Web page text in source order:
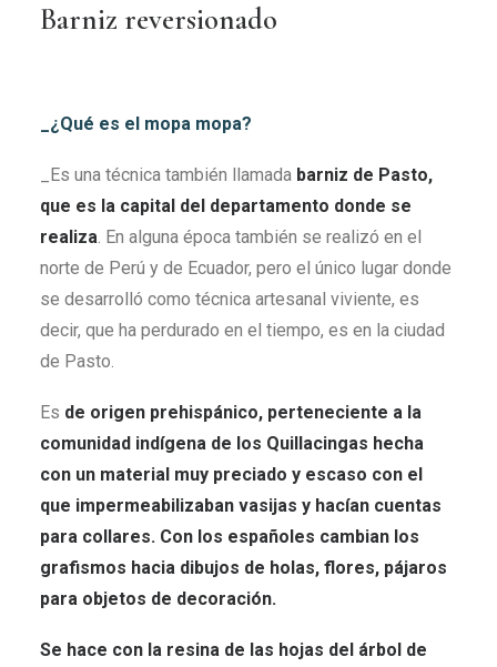
Barniz reversionado
_¿Qué es el mopa mopa?
_Es una técnica también llamada barniz de Pasto,
que es la capital del departamento donde se
realiza. En alguna época también se realizó en el
norte de Perú y de Ecuador, pero el único lugar donde
se desarrolló como técnica artesanal viviente, es
decir, que ha perdurado en el tiempo, es en la ciudad
de Pasto.
Es de origen prehispánico, perteneciente a la
comunidad indígena de los Quillacingas hecha
con un material muy preciado y escaso con el
que impermeabilizaban vasijas y hacían cuentas
para collares. Con los españoles cambian los
grafismos hacia dibujos de holas, flores, pájaros
para objetos de decoración.
Se hace con la resina de las hojas del árbol de